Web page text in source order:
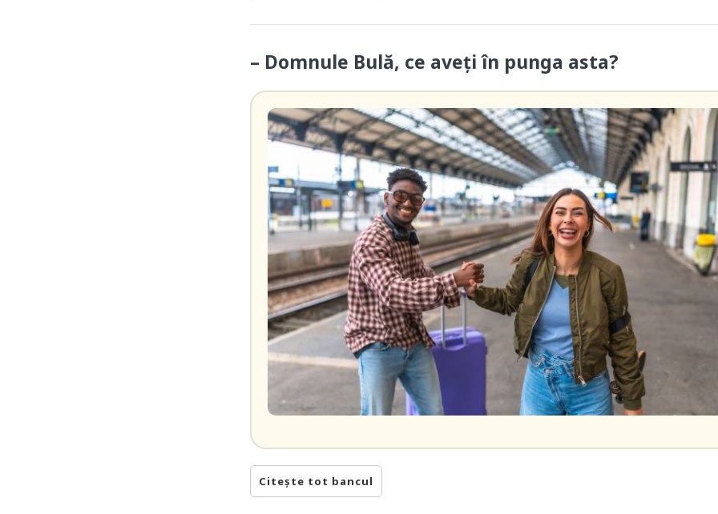
– Domnule Bulă, ce aveți în punga asta?
Citește tot bancul